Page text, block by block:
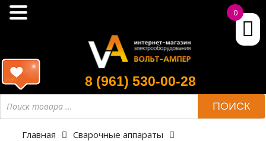
8 (961) 530-00-28
товара
ПОИСК
Главная
Сварочные аппараты
0